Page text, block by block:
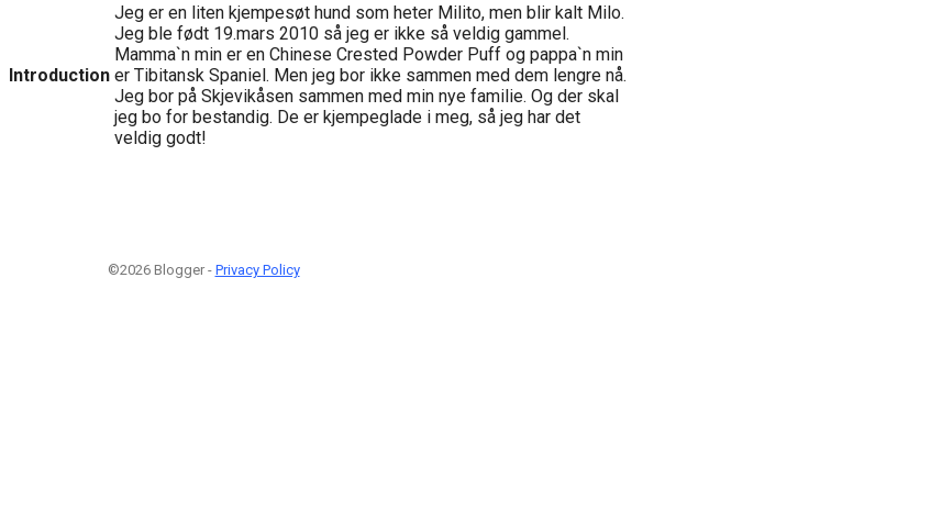
Introduction
Jeg er en liten kjempesøt hund som heter Milito, men blir kalt Milo.
Jeg ble født 19.mars 2010 så jeg er ikke så veldig gammel.
Mamma`n min er en Chinese Crested Powder Puff og pappa`n min
er Tibitansk Spaniel. Men jeg bor ikke sammen med dem lengre nå.
Jeg bor på Skjevikåsen sammen med min nye familie. Og der skal
jeg bo for bestandig. De er kjempeglade i meg, så jeg har det
veldig godt!
©2026 Blogger - Privacy Policy